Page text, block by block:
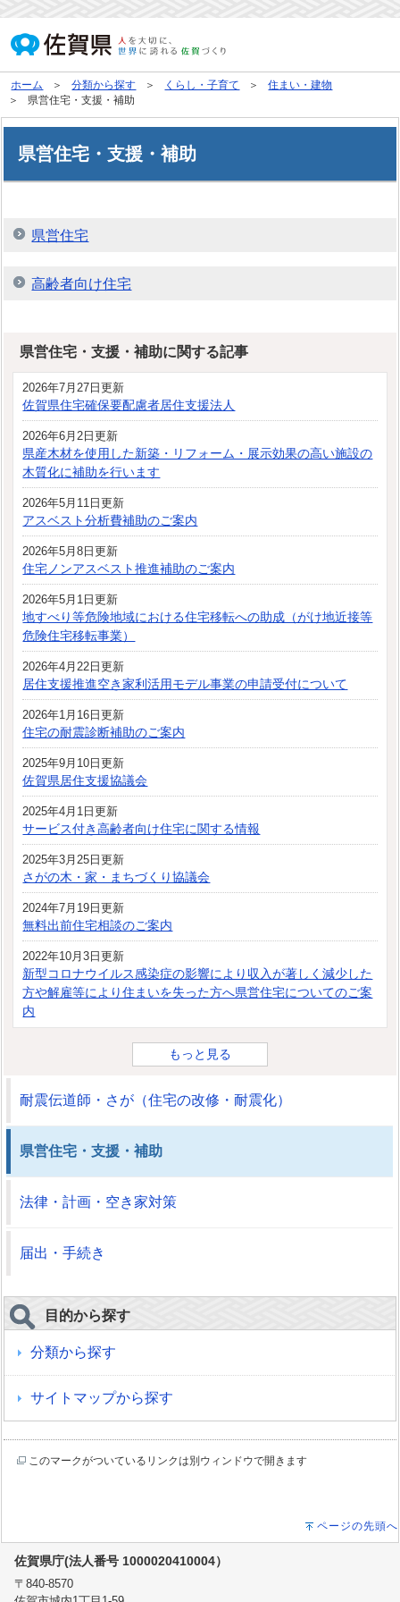
ホーム 分類から探す くらし・子育て
住まい・建物
県営住宅・支援・補助
県営住宅・支援・補助
県営住宅
高齢者向け住宅
県営住宅・支援・補助に関する記事
2026年7月27日更新
佐賀県住宅確保要配慮者居住支援法人
2026年6月2日更新
県産木材を使用した新築・リフォーム・展示効果の高い施設の
木質化に補助を行います
2026年5月11日更新
アスベスト分析費補助のご案内
2026年5月8日更新
住宅ノンアスベスト推進補助のご案内
2026年5月1日更新
地すべり等危険地域における住宅移転への助成（がけ地近接等
危険住宅移転事業）
2026年4月22日更新
居住支援推進空き家利活用モデル事業の申請受付について
2026年1月16日更新
住宅の耐震診断補助のご案内
2025年9月10日更新
佐賀県居住支援協議会
2025年4月1日更新
サービス付き高齢者向け住宅に関する情報
2025年3月25日更新
さがの木・家・まちづくり協議会
2024年7月19日更新
無料出前住宅相談のご案内
2022年10月3日更新
新型コロナウイルス感染症の影響により収入が著しく減少した
方や解雇等により住まいを失った方へ県営住宅についてのご案
内
もっと見る
耐震伝道師・さが（住宅の改修・耐震化）
県営住宅・支援・補助
法律・計画・空き家対策
届出・手続き
目的から探す
分類から探す
サイトマップから探す
このマークがついているリンクは別ウィンドウで開きます
ページの先頭へ
佐賀県庁(法人番号 1000020410004）
〒840-8570